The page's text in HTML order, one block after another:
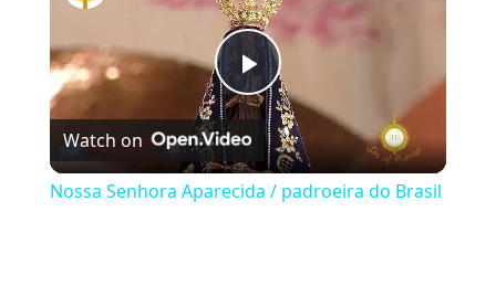
Play Video
Watch on
Nossa Senhora Aparecida / padroeira do Brasil